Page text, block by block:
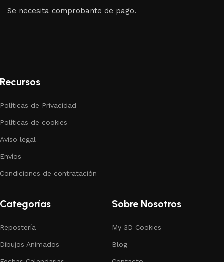
Se necesita comprobante de pago.
Recursos
Políticas de Privacidad
Políticas de cookies
Aviso legal
Envíos
Condiciones de contratación
Categorías
Repostería
Dibujos Animados
Sobre Nosotros
My 3D Cookies
Blog